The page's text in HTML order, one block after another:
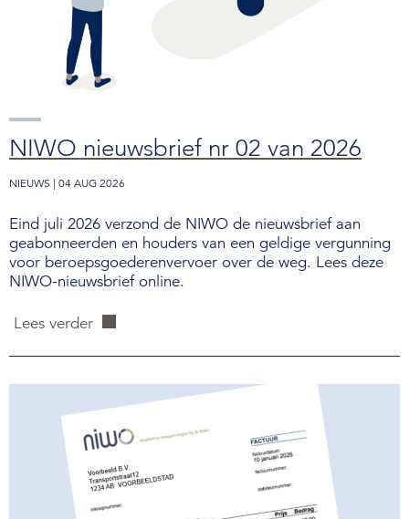
NIWO nieuwsbrief nr 02 van 2026
NIEUWS | 04 AUG 2026
Eind juli 2026 verzond de NIWO de nieuwsbrief aan
geabonneerden en houders van een geldige vergunning
voor beroepsgoederenvervoer over de weg. Lees deze
NIWO-nieuwsbrief online.
Lees verder